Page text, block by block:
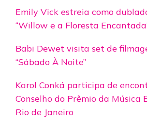
Emily Vick estreia como
“Willow e a Floresta
Babi Dewet visita set de
“Sábado À Noite”
Karol Conká participa de
Conselho do Prêmio da Música
Rio de Janeiro